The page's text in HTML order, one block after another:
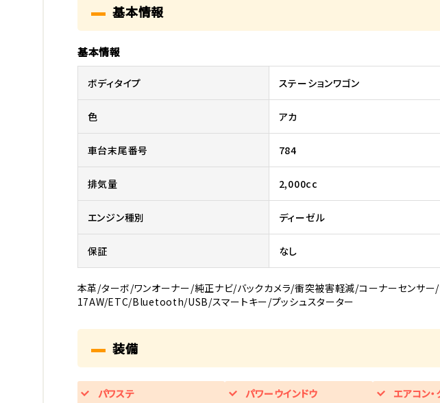
基本情報
基本情報
ボディタイプ ステーションワゴン
色 アカ
車台末尾番号 784
排気量 2,000cc
エンジン種別 ディーゼル
保証 なし
本革/ターボ/ワンオーナー/純正ナビ/バックカメラ/衝突被害軽減/コーナーセンサー
17AW/ETC/Bluetooth/USB/スマートキー/プッシュスターター
装備
パワステ パワーウインドウ エアコン